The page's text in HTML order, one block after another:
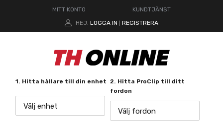
MITT KONTO
KUNDTJÄNST
HEJ. LOGGA IN REGISTRERA
1. Hitta hållare till din enhet
Välj enhet
2. Hitta ProClip till ditt
fordon
Välj fordon